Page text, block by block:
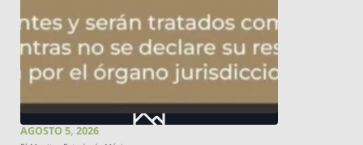
AGOSTO 5, 2026